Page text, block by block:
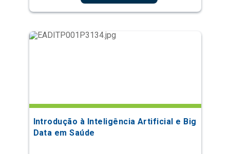
Introdução à Inteligência Artificial e Big
Data em Saúde